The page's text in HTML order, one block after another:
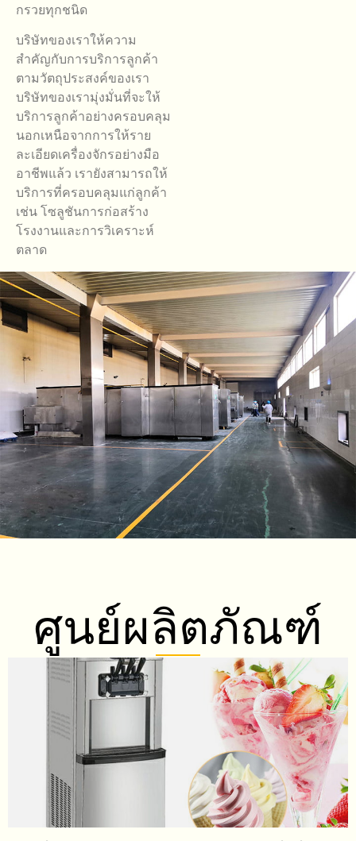
กรวยทุกชนิด
บริษัทของเราให้ความ
สำคัญกับการบริการลูกค้า
ตามวัตถุประสงค์ของเรา
บริษัทของเรามุ่งมั่นที่จะให้
บริการลูกค้าอย่างครอบคลุม
นอกเหนือจากการให้ราย
ละเอียดเครื่องจักรอย่างมือ
อาชีพแล้ว เรายังสามารถให้
บริการที่ครอบคลุมแก่ลูกค้า
เช่น โซลูชันการก่อสร้าง
โรงงานและการวิเคราะห์
ตลาด
ศูนย์ผลิตภัณฑ์